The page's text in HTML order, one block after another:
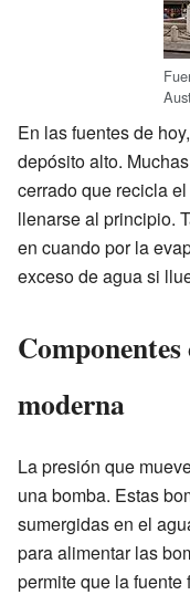
En las fuentes de
depósito alto.
cerrado que recicla
llenarse al principio.
en cuando por la
exceso de agua si
moderna
La presión que
una bomba. Estas
sumergidas en el
para alimentar las
permite que la